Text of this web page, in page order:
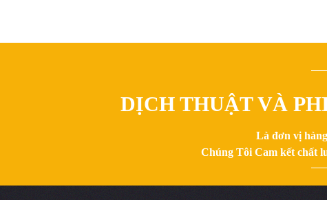
DỊCH THUẬT VÀ
Là đơn vị
Chúng Tôi Cam kết chất